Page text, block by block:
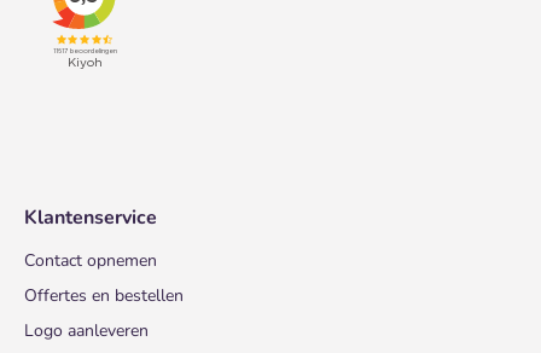
Klantenservice
Contact opnemen
Offertes en bestellen
Logo aanleveren